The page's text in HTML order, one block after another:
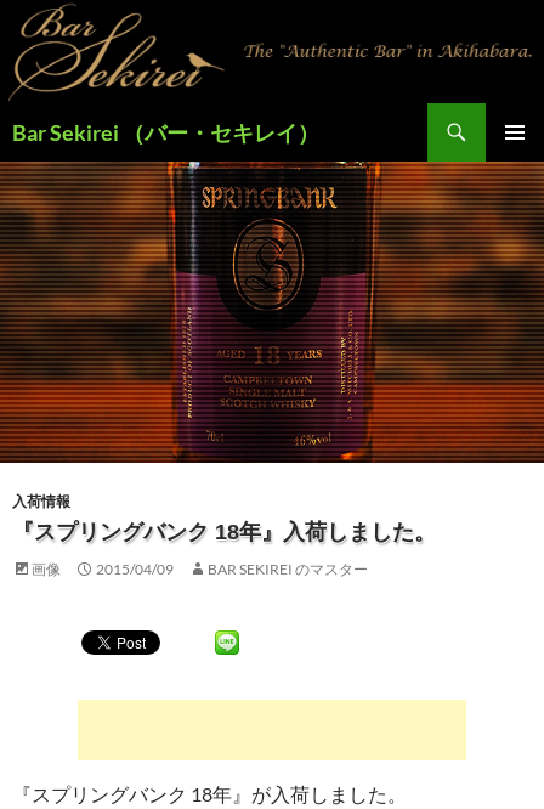
Bar Sekirei （バー・セキレイ）
索
メインメ
ニュー
ン
テ
ン
ツ
へ
ス
キ
ッ
プ
入荷情報
『スプリングバンク 18年』入荷しました。
画像 2015/04/09 BAR SEKIREI のマスター
『スプリングバンク 18年』が入荷しました。